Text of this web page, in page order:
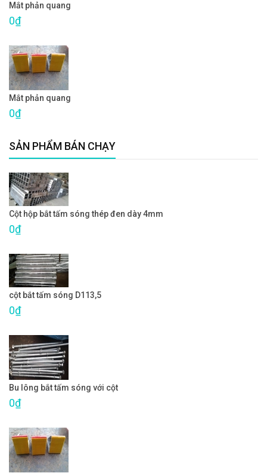
Mắt phản quang
0₫
Mắt phản quang
0₫
SẢN PHẨM BÁN CHẠY
Cột hộp bắt tấm sóng thép đen dày 4mm
0₫
cột bắt tấm sóng D113,5
0₫
Bu lông bắt tấm sóng với cột
0₫